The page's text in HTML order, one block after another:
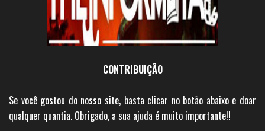
CONTRIBUIÇÃO
Se você gostou do nosso site, basta clicar no botão abaixo e doar
qualquer quantia. Obrigado, a sua ajuda é muito importante!!